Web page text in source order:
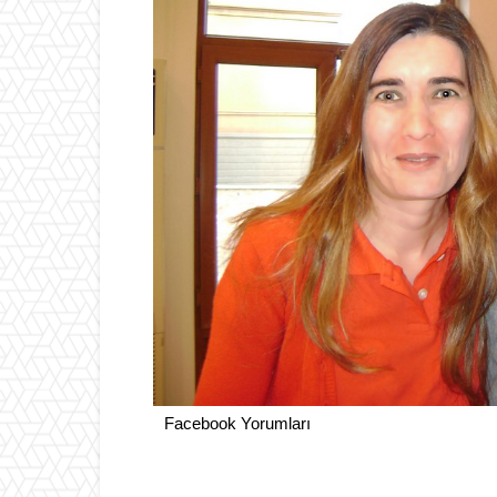
Facebook Yorumları